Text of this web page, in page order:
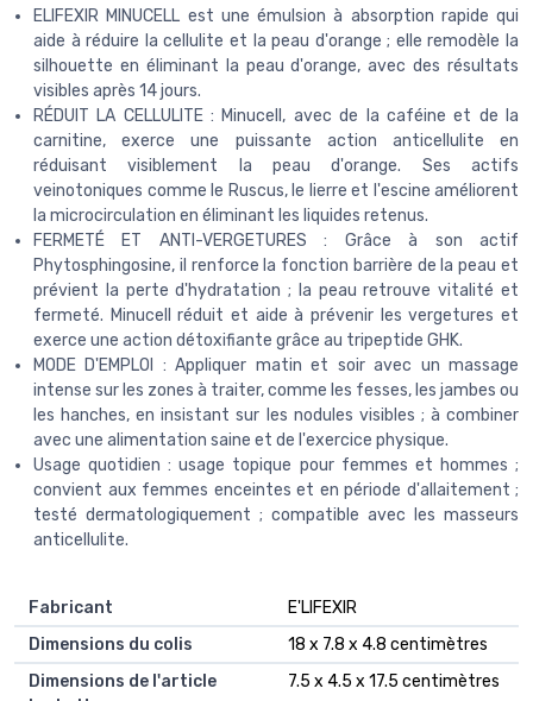
ELIFEXIR MINUCELL est une émulsion à absorption rapide qui
aide à réduire la cellulite et la peau d'orange ; elle remodèle la
silhouette en éliminant la peau d'orange, avec des résultats
visibles après 14 jours.
RÉDUIT LA CELLULITE : Minucell, avec de la caféine et de la
carnitine, exerce une puissante action anticellulite en
réduisant visiblement la peau d'orange. Ses actifs
veinotoniques comme le Ruscus, le lierre et l'escine améliorent
la microcirculation en éliminant les liquides retenus.
FERMETÉ ET ANTI-VERGETURES : Grâce à son actif
Phytosphingosine, il renforce la fonction barrière de la peau et
prévient la perte d'hydratation ; la peau retrouve vitalité et
fermeté. Minucell réduit et aide à prévenir les vergetures et
exerce une action détoxifiante grâce au tripeptide GHK.
MODE D'EMPLOI : Appliquer matin et soir avec un massage
intense sur les zones à traiter, comme les fesses, les jambes ou
les hanches, en insistant sur les nodules visibles ; à combiner
avec une alimentation saine et de l'exercice physique.
Usage quotidien : usage topique pour femmes et hommes ;
convient aux femmes enceintes et en période d'allaitement ;
testé dermatologiquement ; compatible avec les masseurs
anticellulite.
Fabricant
‎E'LIFEXIR
Dimensions du colis
‎18 x 7.8 x 4.8 centimètres
Dimensions de l'article
‎7.5 x 4.5 x 17.5 centimètres